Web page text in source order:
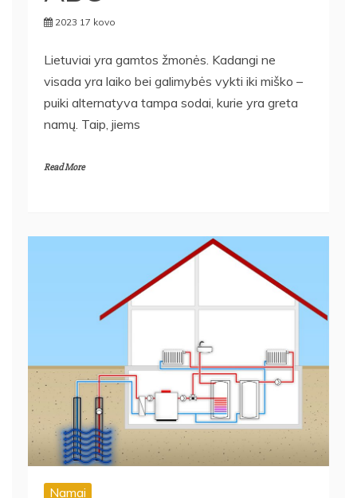
Lietuviai yra gamtos žmonės. Kadangi ne
visada yra laiko bei galimybės vykti iki miško –
puiki alternatyva tampa sodai, kurie yra greta
namų. Taip, jiems
Read More
Namai